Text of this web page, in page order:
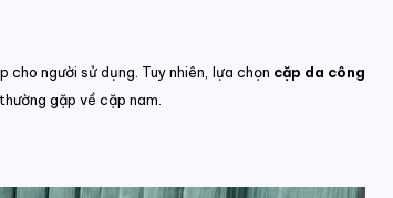
người sử dụng. Tuy nhiên, lựa chọn cặp da công
gặp về cặp nam.